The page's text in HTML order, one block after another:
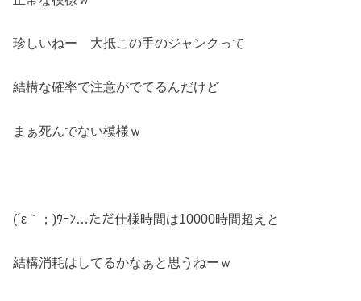
珍しいねー 大抵この手のジャンクって
結構な確率で注意がでてるんだけど
まぁ死んでない模様ｗ
(´ε｀；)ｳｰﾝ…ただ仕様時間は10000時間超えと
結構消耗はしてるかなぁと思うねーｗ